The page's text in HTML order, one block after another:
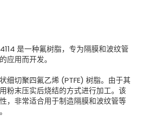
是一种氟树脂，专为隔膜和波纹管
应用而开发。
细切聚四氟乙烯 (PTFE) 树脂。由于其
粉末压实后烧结的方式进行加工。该
，非常适合用于制造隔膜和波纹管等